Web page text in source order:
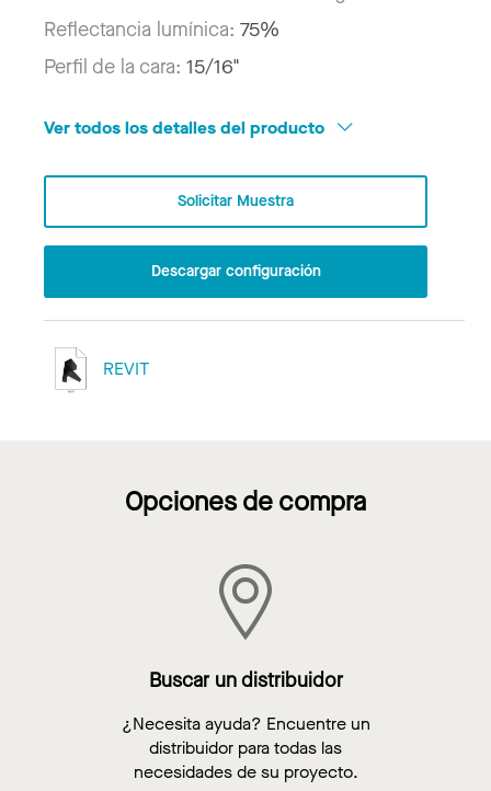
Reflectancia lumínica: 75%
Perfil de la cara: 15/16"
Ver todos los detalles del producto
Solicitar Muestra
Descargar configuración
REVIT
Opciones de compra
Buscar un distribuidor
¿Necesita ayuda? Encuentre un
distribuidor para todas las
necesidades de su proyecto.